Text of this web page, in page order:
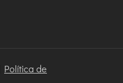
Política de